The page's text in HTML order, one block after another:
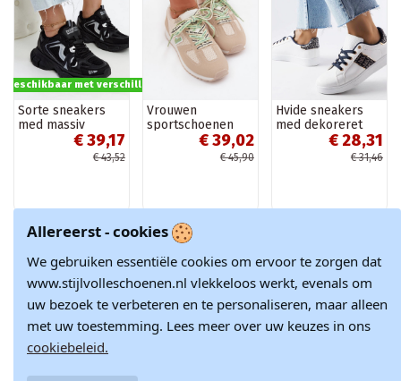
beschikbaar met verschillende opties
Sorte sneakers
med massiv
jakobinsk sål€ 39,17
€ 43,52
Vrouwen
sportschoenen
met decoratieve
zandkleur Henira
€ 39,02
€ 45,90
Hvide sneakers
med dekoreret
overdel Sauriol
€ 28,31
€ 31,46
-15% -10%
Allereerst - cookies
We gebruiken essentiële cookies om ervoor te zorgen dat
www.stijlvolleschoenen.nl vlekkeloos werkt, evenals om
uw bezoek te verbeteren en te personaliseren, maar alleen
met uw toestemming. Lees meer over uw keuzes in ons
cookiebeleid.